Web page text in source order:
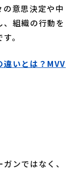
意思決定や中
組織の行動を
。
いとは？MVV
ンではなく、